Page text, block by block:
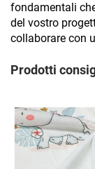
fondamentali
del vostro
collaborare con
Prodotti